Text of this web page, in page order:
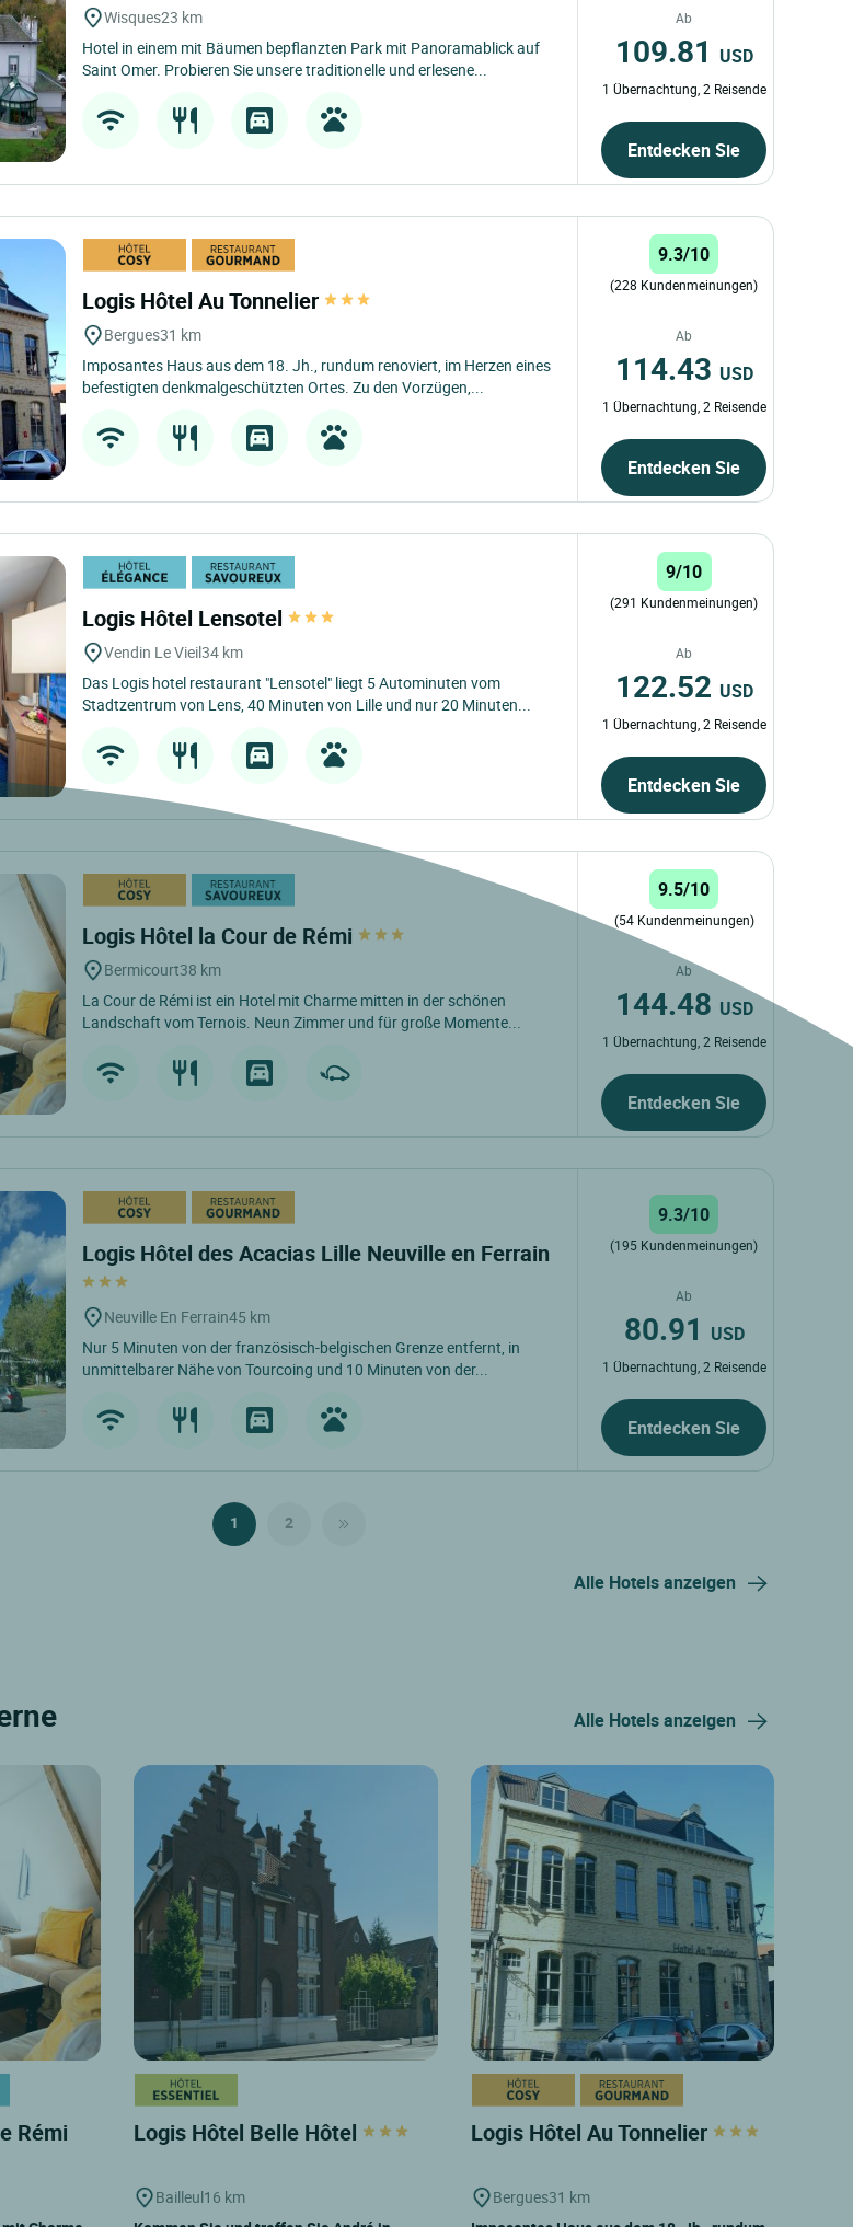
Wisques23 km
Hotel in einem mit Bäumen bepflanzten Park mit Panoramablick auf
Saint Omer. Probieren Sie unsere traditionelle und erlesene...
Ab
109.81 USD
1 Übernachtung, 2 Reisende
Entdecken Sie
Logis Hôtel Au Tonnelier
Bergues31 km
Imposantes Haus aus dem 18. Jh., rundum renoviert, im Herzen eines
befestigten denkmalgeschützten Ortes. Zu den Vorzügen,...
9.3/10
(228 Kundenmeinungen)
Ab
114.43 USD
1 Übernachtung, 2 Reisende
Entdecken Sie
Logis Hôtel Lensotel
Vendin Le Vieil34 km
Das Logis hotel restaurant "Lensotel" liegt 5 Autominuten vom
Stadtzentrum von Lens, 40 Minuten von Lille und nur 20 Minuten...
9/10
(291 Kundenmeinungen)
Ab
122.52 USD
1 Übernachtung, 2 Reisende
Entdecken Sie
Logis Hôtel la Cour de Rémi
Bermicourt38 km
La Cour de Rémi ist ein Hotel mit Charme mitten in der schönen
Landschaft vom Ternois. Neun Zimmer und für große Momente...
9.5/10
(54 Kundenmeinungen)
Ab
144.48 USD
1 Übernachtung, 2 Reisende
Entdecken Sie
Logis Hôtel des Acacias Lille Neuville en Ferrain
Neuville En Ferrain45 km
Nur 5 Minuten von der französisch-belgischen Grenze entfernt, in
unmittelbarer Nähe von Tourcoing und 10 Minuten von der...
9.3/10
(195 Kundenmeinungen)
Ab
80.91 USD
1 Übernachtung, 2 Reisende
Entdecken Sie
1 2
Alle Hotels anzeigen
Alle Hotels anzeigen
Rémi Logis Hôtel Belle Hôtel
Bailleul16 km
Logis Hôtel Au Tonnelier
Bergues31 km